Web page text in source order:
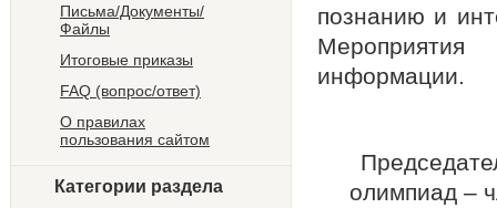
Письма/Документы/
Файлы
Итоговые приказы
FAQ (вопрос/ответ)
О правилах
пользования сайтом
Категории раздела
познанию и
информации.
олимпиад –